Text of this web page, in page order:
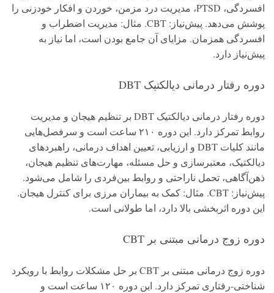
افسردگی، PTSD، مدیریت درد مزمن، خوردن و افکار خودزنی را
پوشش می‌دهد. پیش‌نیاز: CBT. مثال: مدیریت اضطراب و
افسردگی همزمان. مزایای آن جامع بودن است، اما نیاز به
پیش‌نیاز دارد.
دوره رفتار درمانی دیالکتیک DBT
دوره رفتار درمانی دیالکتیک DBT بر تنظیم هیجان و مدیریت
روابط تمرکز دارد. این دوره ۲۱۰ ساعت است و سرفصل‌هایی
مانند کلیات DBT و ارزیابی، تعیین اهداف درمانی، راهبردهای
دیالکتیک، معتبرسازی و حل مسئله، مهارت‌های تنظیم هیجان،
ذهن‌آگاهی، تحمل ناراحتی و روابط بین‌فردی را شامل می‌شود.
پیش‌نیاز: CBT. مثال: کمک به بیماران مرزی برای کنترل هیجان.
این دوره اثربخشی بالا دارد، اما طولانی است.
دوره زوج درمانی مبتنی بر CBT
دوره زوج درمانی مبتنی بر CBT بر حل مشکلات روابط با رویکرد
شناختی-رفتاری تمرکز دارد. این دوره ۱۲۰ ساعت است و